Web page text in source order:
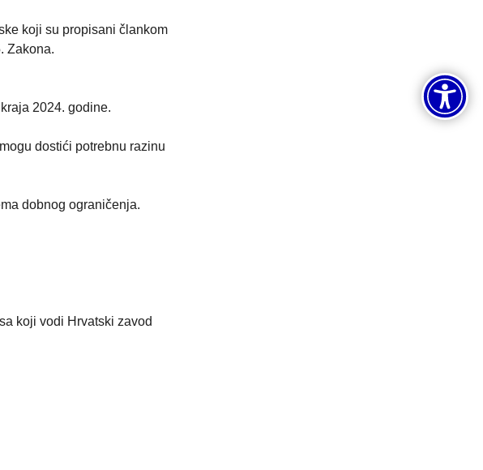
koji su propisani člankom
Zakona.
2024. godine.
dostići potrebnu razinu
dobnog ograničenja.
koji vodi Hrvatski zavod